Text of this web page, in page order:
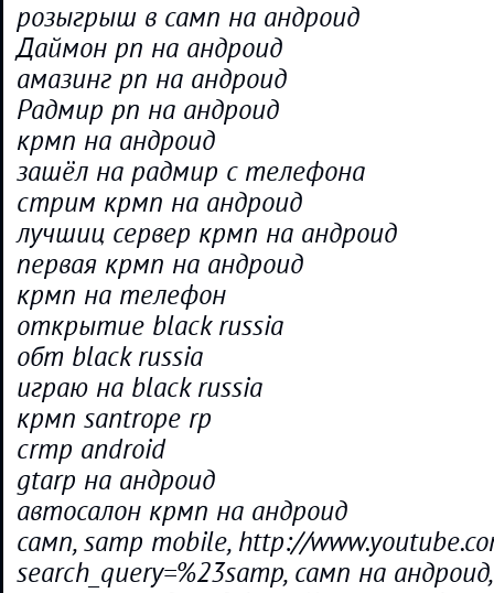
розыгрыш в самп на андроид
Даймон рп на андроид
амазинг рп на андроид
Радмир рп на андроид
крмп на андроид
зашёл на радмир с телефона
стрим крмп на андроид
лучшиц сервер крмп на андроид
первая крмп на андроид
крмп на телефон
открытие black russia
обт black russia
играю на black russia
крмп santrope rp
crmp android
gtarp на андроид
автосалон крмп на андроид
самп, samp mobile, http://
search_query=%23samp, самп на